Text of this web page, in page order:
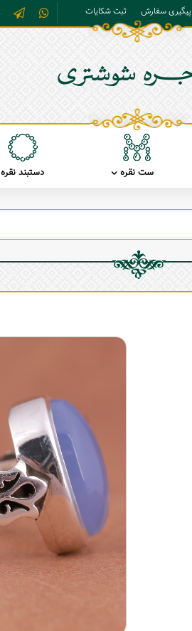
پیگیری سفارش ثبت شکایات
ست نقره دستبند نقره